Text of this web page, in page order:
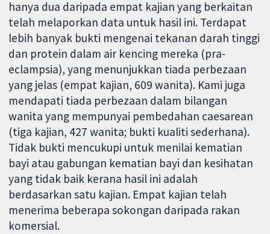
hanya dua daripada empat kajian yang berkaitan
telah melaporkan data untuk hasil ini. Terdapat
lebih banyak bukti mengenai tekanan darah tinggi
dan protein dalam air kencing mereka (pra-
eclampsia), yang menunjukkan tiada perbezaan
yang jelas (empat kajian, 609 wanita). Kami juga
mendapati tiada perbezaan dalam bilangan
wanita yang mempunyai pembedahan caesarean
(tiga kajian, 427 wanita; bukti kualiti sederhana).
Tidak bukti mencukupi untuk menilai kematian
bayi atau gabungan kematian bayi dan kesihatan
yang tidak baik kerana hasil ini adalah
berdasarkan satu kajian. Empat kajian telah
menerima beberapa sokongan daripada rakan
komersial.